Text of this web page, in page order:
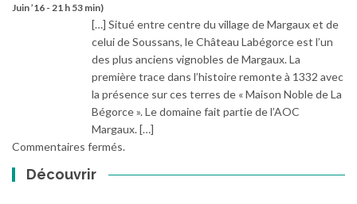
Juin ’16 - 21 h 53 min)
[…] Situé entre centre du village de Margaux et de
celui de Soussans, le Château Labégorce est l’un
des plus anciens vignobles de Margaux. La
première trace dans l’histoire remonte à 1332 avec
la présence sur ces terres de « Maison Noble de La
Bégorce ». Le domaine fait partie de l’AOC
Margaux. […]
Commentaires fermés.
Découvrir